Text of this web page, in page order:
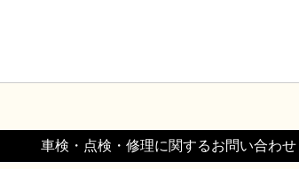
車検・点検・修理に関するお問い合わせ